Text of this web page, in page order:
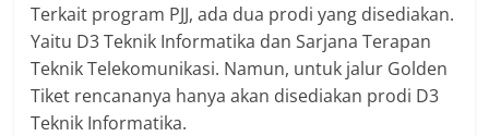
Terkait program PJJ, ada dua prodi yang disediakan.
Yaitu D3 Teknik Informatika dan Sarjana Terapan
Teknik Telekomunikasi. Namun, untuk jalur Golden
Tiket rencananya hanya akan disediakan prodi D3
Teknik Informatika.